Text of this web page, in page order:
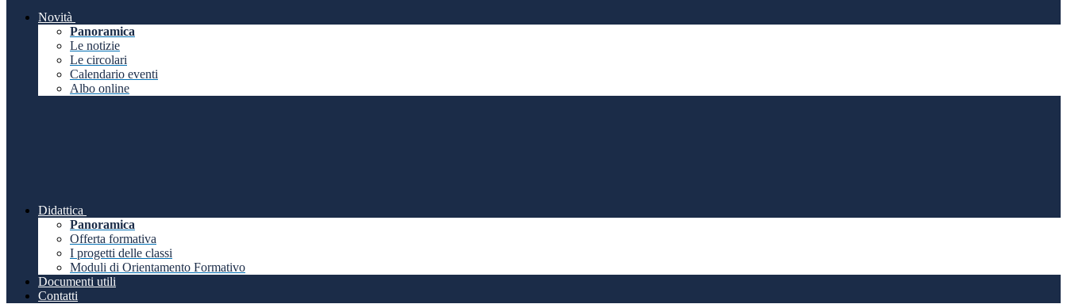
Novità
Panoramica
Le notizie
Le circolari
Calendario eventi
Albo online
Didattica
Panoramica
Offerta formativa
I progetti delle classi
Moduli di Orientamento Formativo
Documenti utili
Contatti